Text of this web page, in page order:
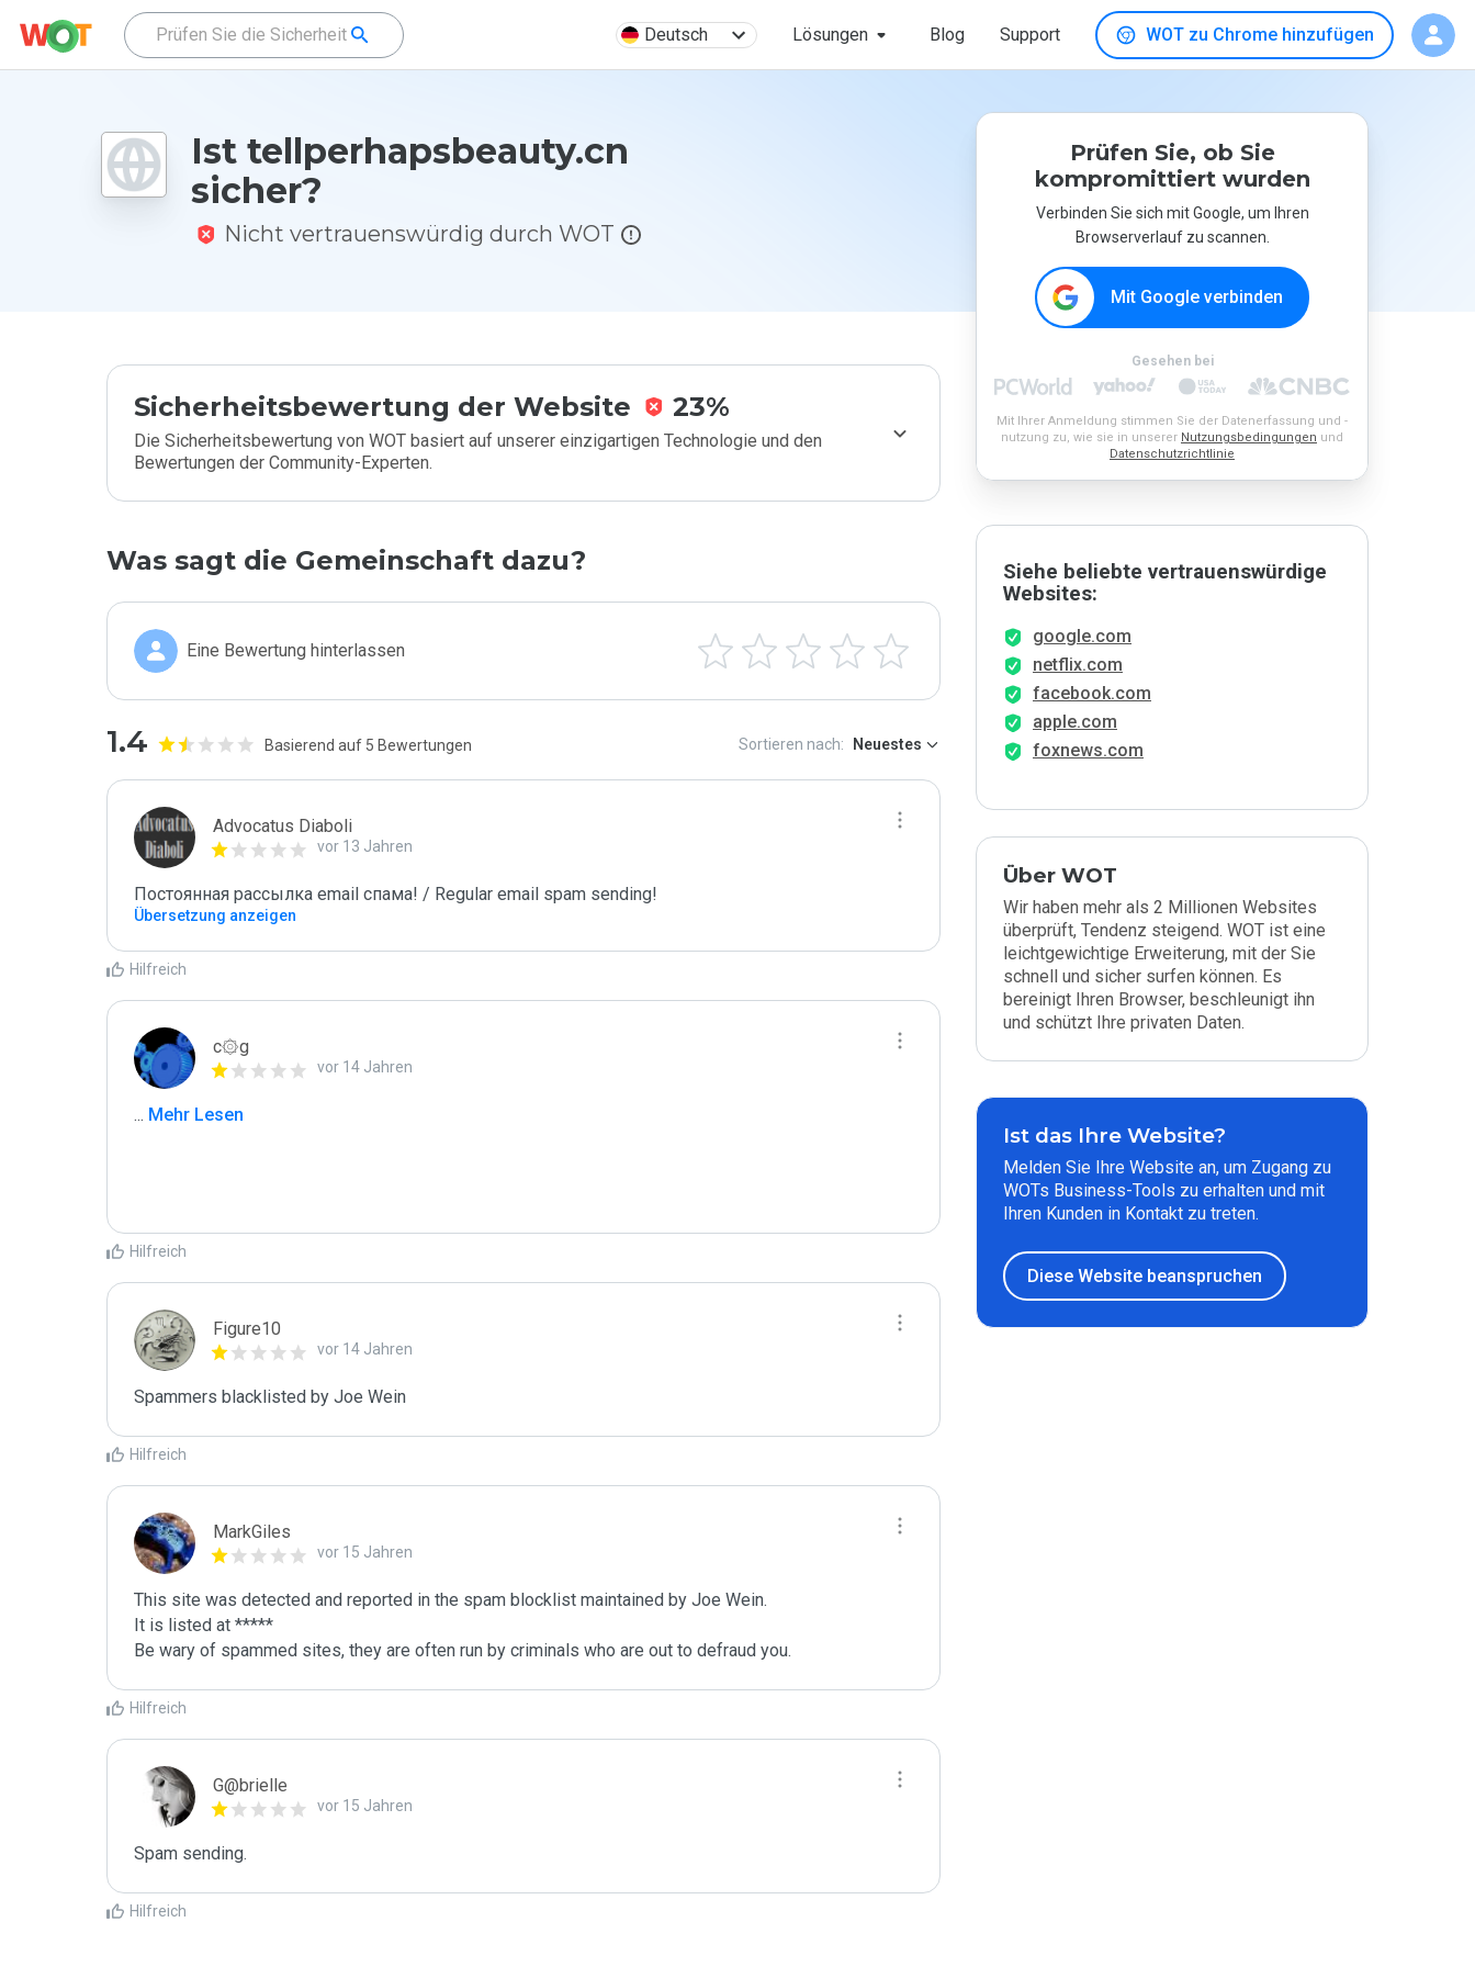
Deutsch Lösungen Blog Support WOT zu Chrome hinzufügen
Ist tellperhapsbeauty.cn
sicher?
Nicht vertrauenswürdig durch WOT
Sicherheitsbewertung der Website 23%
Die Sicherheitsbewertung von WOT basiert auf unserer einzigartigen Technologie und den
Bewertungen der Community-Experten.
Was sagt die Gemeinschaft dazu?
Eine Bewertung hinterlassen
1.4 Basierend auf 5 Bewertungen Sortieren nach: Neuestes
Advocatus Diaboli
vor 13 Jahren
Постоянная рассылка email спама! / Regular email spam sending!
Übersetzung anzeigen
Hilfreich
c۞g
vor 14 Jahren
... Mehr Lesen
Hilfreich
Figure10
vor 14 Jahren
Spammers blacklisted by Joe Wein
Hilfreich
MarkGiles
vor 15 Jahren
This site was detected and reported in the spam blocklist maintained by Joe Wein.
It is listed at *****
Be wary of spammed sites, they are often run by criminals who are out to defraud you.
Hilfreich
G@brielle
vor 15 Jahren
Spam sending.
Hilfreich
Prüfen Sie, ob Sie
kompromittiert wurden
Verbinden Sie sich mit Google, um Ihren
Browserverlauf zu scannen.
Mit Google verbinden
Gesehen bei
Mit Ihrer Anmeldung stimmen Sie der Datenerfassung und -
nutzung zu, wie sie in unserer Nutzungsbedingungen und
Datenschutzrichtlinie
Siehe beliebte vertrauenswürdige
Websites:
google.com
netflix.com
facebook.com
apple.com
foxnews.com
Über WOT
Wir haben mehr als 2 Millionen Websites
überprüft, Tendenz steigend. WOT ist eine
leichtgewichtige Erweiterung, mit der Sie
schnell und sicher surfen können. Es
bereinigt Ihren Browser, beschleunigt ihn
und schützt Ihre privaten Daten.
Ist das Ihre Website?
Melden Sie Ihre Website an, um Zugang zu
WOTs Business-Tools zu erhalten und mit
Ihren Kunden in Kontakt zu treten.
Diese Website beanspruchen